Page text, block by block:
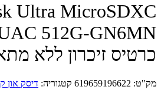
Ultra
512G-
זיכרון ללא
619659196622 קטגוריה:דיסק און קי